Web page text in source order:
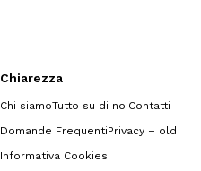
Chiarezza
Chi siamoTutto su di noiContatti
Domande FrequentiPrivacy – old
Informativa Cookies